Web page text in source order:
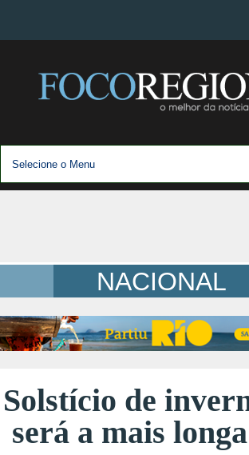
NACIONAL
Solstício de
será a mais